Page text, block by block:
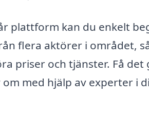
plattform kan du enkelt
flera aktörer i området,
priser och tjänster. Få det
med hjälp av experter i